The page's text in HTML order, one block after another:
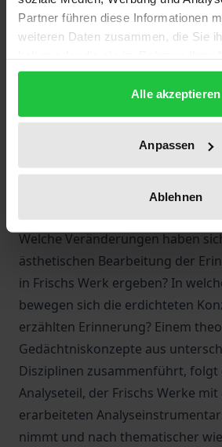
Partner führen diese Informationen
weiteren Daten zusammen, die Sie
gesammelt haben.
Alle akzeptieren
Anpassen
Ablehnen
talk ist eine Identitätsfindung
narrative Identität hängt vom
vorliegende Arbeit folgende
entwickelt sich die Darstellung
autobiographischen
narrativen Identität im Prosawerk
Welche Veränderungen haben
ästhetischen Bearbeitung der
in Frischs Werk ergeben? In
bewegen sich die erdichteten
erzählten Erinnerung? Einem
Gedächtniskonzepte aus
Disziplinen zusammenführt, folgt
Analyseteil, der Frischs Werke
erarbeiteten
nimmt und nach thematischer